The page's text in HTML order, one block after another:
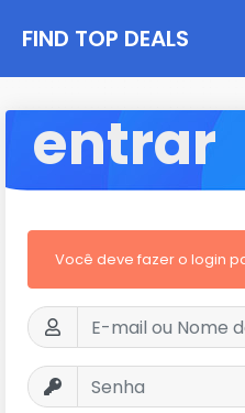
FIND TOP DEALS
entrar
Você deve fazer o login